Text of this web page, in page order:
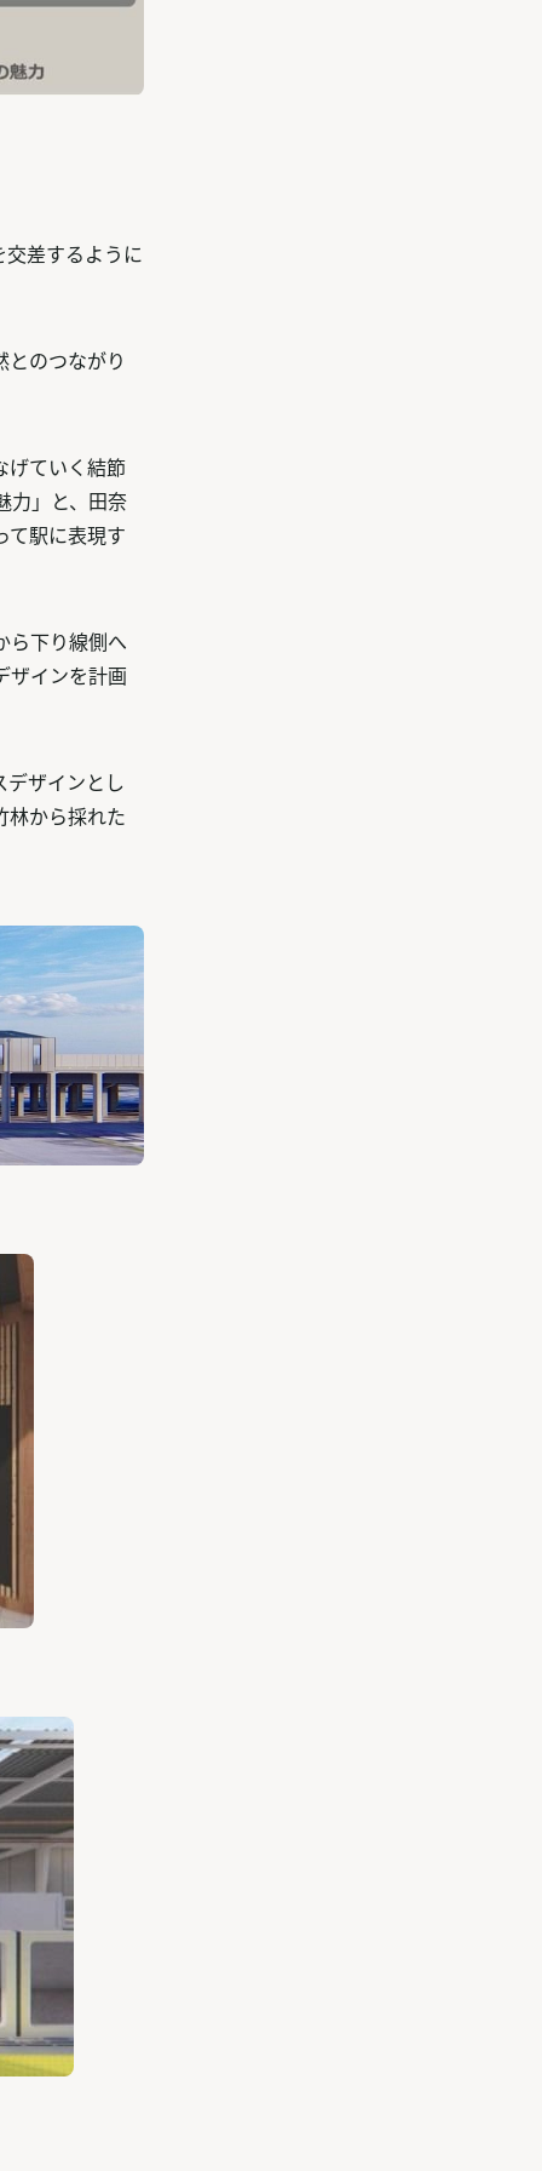
差するように
とのつながり
げていく結節
力」と、田奈
て駅に表現す
ら下り線側へ
ザインを計画
デザインとし
林から採れた